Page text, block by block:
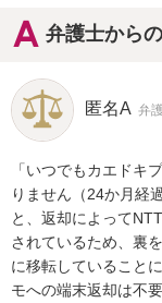
弁護士から
匿名A 弁
「いつでもカエドキ
りません（24か月経
と、返却によって
されているため、裏
に移転していること
モへの端末返却は不